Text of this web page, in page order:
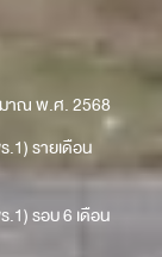
มาณ พ.ศ. 2568
.1) รายเดือน
.1) รอบ 6 เดือน